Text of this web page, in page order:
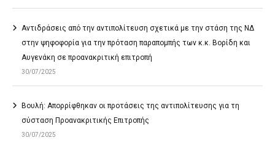
Αντιδράσεις από την αντιπολίτευση σχετικά με την στάση της ΝΔ
στην ψηφοφορία για την πρόταση παραπομπής των κ.κ. Βορίδη και
Αυγενάκη σε προανακριτική επιτροπή
30/07/2025
Βουλή: Απορρίφθηκαν οι προτάσεις της αντιπολίτευσης για τη
σύσταση Προανακριτικής Επιτροπής
30/07/2025